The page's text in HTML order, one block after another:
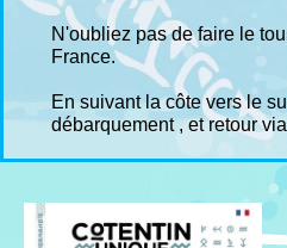
N'oubliez pas de faire le
France.
En suivant la côte vers le
débarquement , et retour